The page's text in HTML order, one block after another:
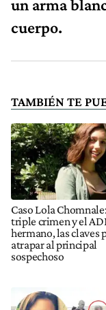
un arma
cuerpo.
TAMBIÉN TE
Caso Lola
triple crimen y el
hermano, las claves
atrapar al principal
sospechoso